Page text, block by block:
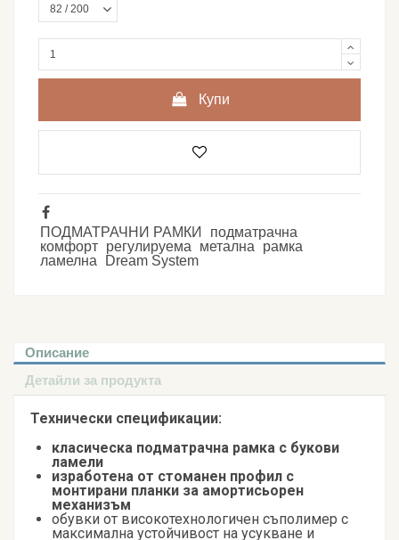
Купи
ПОДМАТРАЧНИ РАМКИ
подматрачна
комфорт регулируема метална рамка
ламелна
Dream System
Описание
Детайли за продукта
Технически спецификации:
класическа подматрачна рамка с букови
ламели
изработена от стоманен профил с
монтирани планки за амортисьорен
механизъм
обувки от високотехнологичен съполимер с
максимална устойчивост на усукване и